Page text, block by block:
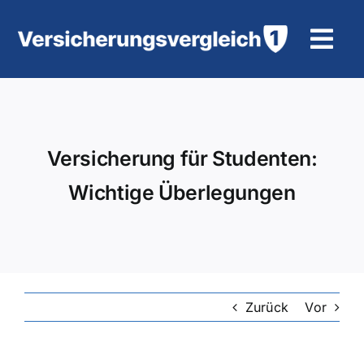
Inhalt
Motorradversicherung
Versicherung für Studenten:
Wichtige Überlegungen
Zurück Vor